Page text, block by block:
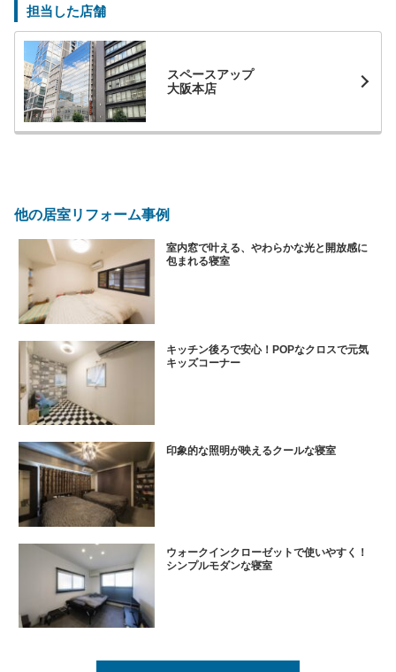
担当した店舗
スペースアップ
大阪本店
他の居室リフォーム事例
室内窓で叶える、やわらかな光と開放感に
包まれる寝室
キッチン後ろで安心！POPなクロスで元気
キッズコーナー
印象的な照明が映えるクールな寝室
ウォークインクローゼットで使いやすく！
シンプルモダンな寝室